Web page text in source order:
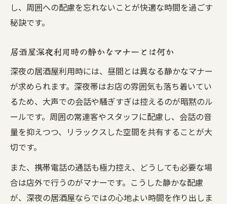
居酒屋深夜営業を安心して楽しむ暗黙の約
居酒屋深夜営業の営業時間と料金の目安
居酒屋深夜料金は何時から発生するのか解
説
深夜の居酒屋利用で気を付けたい追加料金
居酒屋深夜営業におけるラストオーダーの
コツ
居酒屋で長居を快適に楽しむコツ
し、周囲への配慮を忘れないことが快適な時間を過ごす
秘訣です。
居酒屋深夜利用時の静かなマナーとは何か
深夜の居酒屋利用時には、昼間とは異なる静かなマナー
が求められます。深夜帯はお店の雰囲気も落ち着いてい
るため、大声での会話や騒ぎすぎは控えるのが暗黙のル
ールです。周囲の常連客やスタッフに配慮し、会話の音
量を抑えつつ、リラックスした空間を共有することが大
切です。
また、携帯電話の通話も極力控え、どうしても必要な場
合は店外で行うのがマナーです。こうした静かな配慮
が、深夜の居酒屋ならではの心地よい時間を作り出しま